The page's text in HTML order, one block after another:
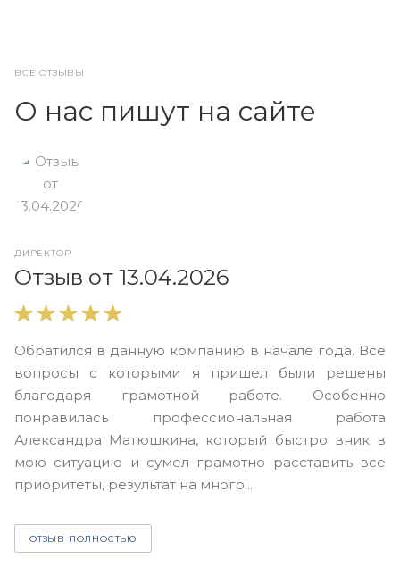
ВСЕ ОТЗЫВЫ
О нас пишут на сайте
ДИРЕКТОР
Отзыв от 13.04.2026
Обратился в данную компанию в начале года. Все
вопросы с которыми я пришел были решены
благодаря грамотной работе. Особенно
понравилась профессиональная работа
Александра Матюшкина, который быстро вник в
мою ситуацию и сумел грамотно расставить все
приоритеты, результат на много...
ОТЗЫВ ПОЛНОСТЬЮ